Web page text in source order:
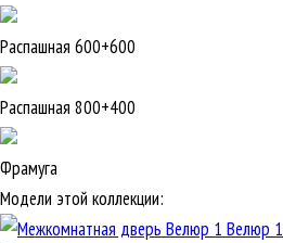
Распашная 600+600
Распашная 800+400
Фрамуга
Модели этой коллекции:
Велюр 1